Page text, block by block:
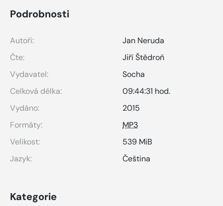
Podrobnosti
Autoři:
Jan Neruda
Čte:
Jiří Štědroň
Vydavatel:
Socha
Celková délka:
09:44:31 hod.
Vydáno:
2015
Formáty:
MP3
Velikost:
539 MiB
Jazyk:
Čeština
Kategorie